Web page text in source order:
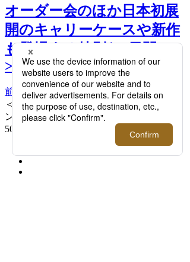
オーダー会のほか日本初展
開のキャリーケースや新作
も登場する特別な2日間！
>>
前へ 次へ
＜グローブ・トロッター＞007 コレクショ
ン ラージチェックイン - 4ホイール
500,500円